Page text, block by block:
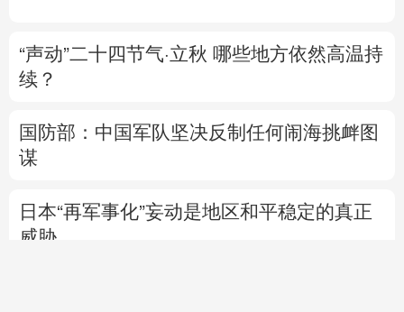
“声动”二十四节气·立秋 哪些地方依然高温持
续？
国防部：中国军队坚决反制任何闹海挑衅图
谋
日本“再军事化”妄动是地区和平稳定的真正
威胁